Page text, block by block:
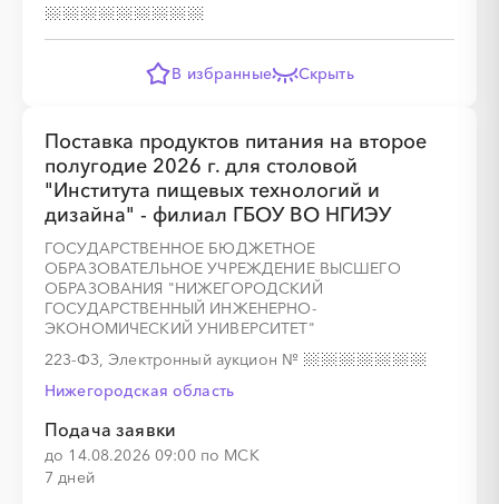
В избранные Скрыть
Поставка продуктов питания на второе
полугодие 2026 г. для столовой
"Института пищевых технологий и
дизайна" - филиал ГБОУ ВО НГИЭУ
ГОСУДАРСТВЕННОЕ БЮДЖЕТНОЕ
ОБРАЗОВАТЕЛЬНОЕ УЧРЕЖДЕНИЕ ВЫСШЕГО
ОБРАЗОВАНИЯ "НИЖЕГОРОДСКИЙ
ГОСУДАРСТВЕННЫЙ ИНЖЕНЕРНО-
ЭКОНОМИЧЕСКИЙ УНИВЕРСИТЕТ"
223-ФЗ, Электронный аукцион №
Нижегородская область
Подача заявки
до 14.08.2026 09:00 по МСК
7 дней
░
░
░
░
░
░
░
░
░
░
░
░
░